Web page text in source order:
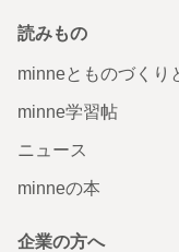
読みもの
minneとものづくり
minne学習帖
ニュース
minneの本
企業の方へ